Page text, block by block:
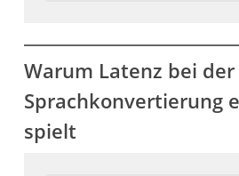
Warum Latenz bei der
Sprachkonvertierung
spielt